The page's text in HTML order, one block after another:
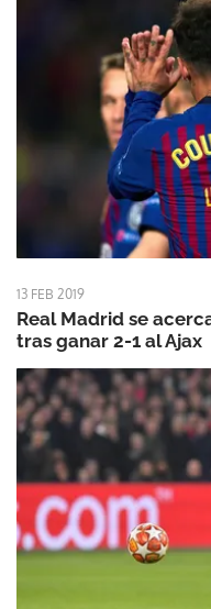
13 FEB 2019
Real Madrid se
tras ganar 2-1 al Ajax